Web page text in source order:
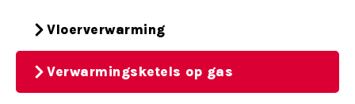
Vloerverwarming
Verwarmingsketels op gas